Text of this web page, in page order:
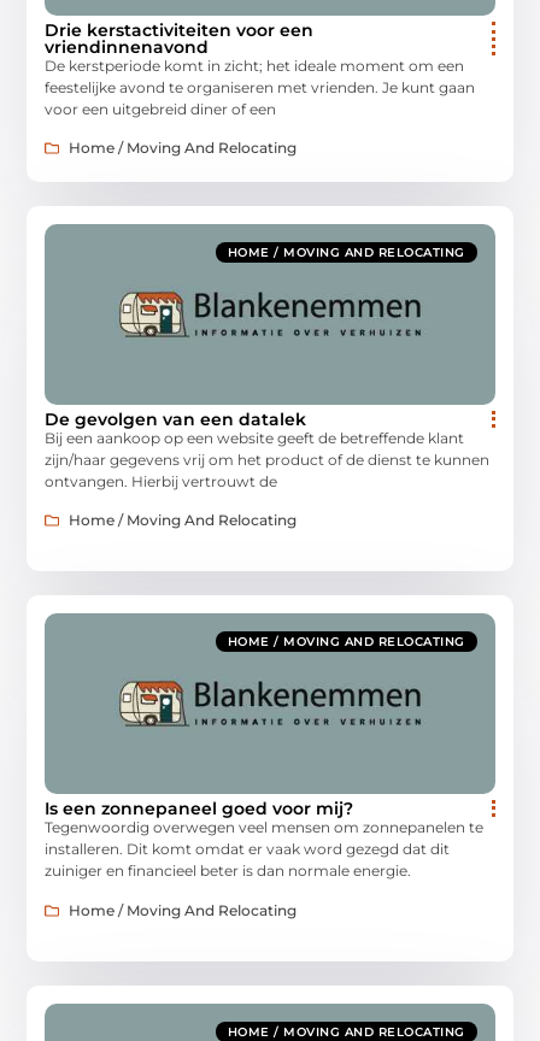
Drie kerstactiviteiten voor een
vriendinnenavond
De kerstperiode komt in zicht; het ideale moment om een
feestelijke avond te organiseren met vrienden. Je kunt gaan
voor een uitgebreid diner of een
Home / Moving And Relocating
HOME / MOVING AND RELOCATING
De gevolgen van een datalek
Bij een aankoop op een website geeft de betreffende klant
zijn/haar gegevens vrij om het product of de dienst te kunnen
ontvangen. Hierbij vertrouwt de
Home / Moving And Relocating
HOME / MOVING AND RELOCATING
Is een zonnepaneel goed voor mij?
Tegenwoordig overwegen veel mensen om zonnepanelen te
installeren. Dit komt omdat er vaak word gezegd dat dit
zuiniger en financieel beter is dan normale energie.
Home / Moving And Relocating
HOME / MOVING AND RELOCATING